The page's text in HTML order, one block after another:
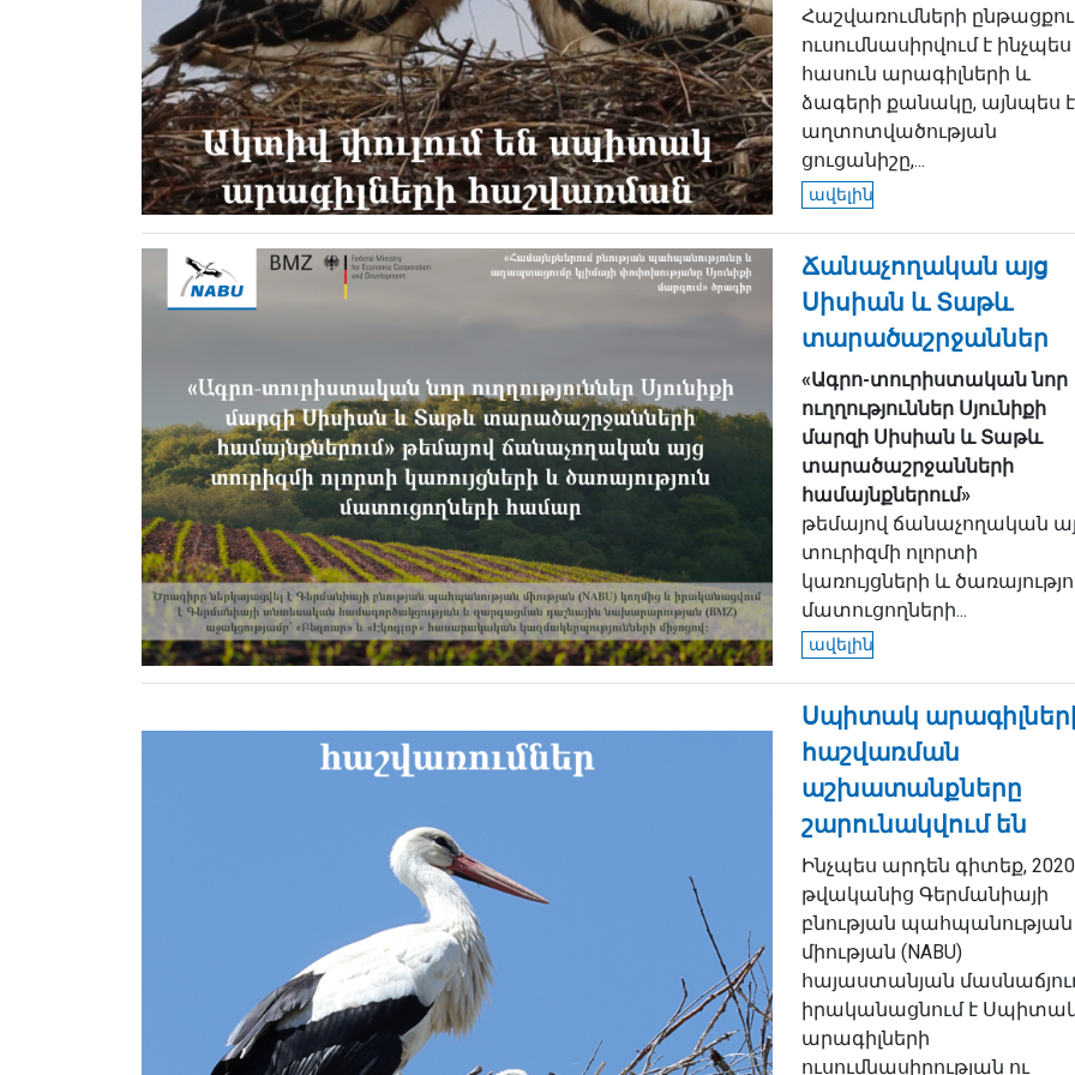
Հաշվառումների
ուսումնասիրվում է ինչպես
հասուն արագիլների և
ձագերի քանակը, այնպես
աղտոտվածության
ցուցանիշը,...
ավելին
Ճանաչողական այց
Սիսիան և Տաթև
տարածաշրջաններ
«Ագրո-տուրիստական նոր
ուղղություններ Սյունիքի
մարզի Սիսիան և Տաթև
տարածաշրջանների
համայնքներում»
թեմայով ճանաչողական
տուրիզմի ոլորտի
կառույցների և
մատուցողների...
ավելին
Սպիտակ
հաշվառման
աշխատանքները
շարունակվում են
Ինչպես արդեն գիտեք, 2020
թվականից Գերմանիայի
բնության պահպանության
միության (NABU)
հայաստանյան
իրականացնում է
արագիլների
ուսումնասիրության ու